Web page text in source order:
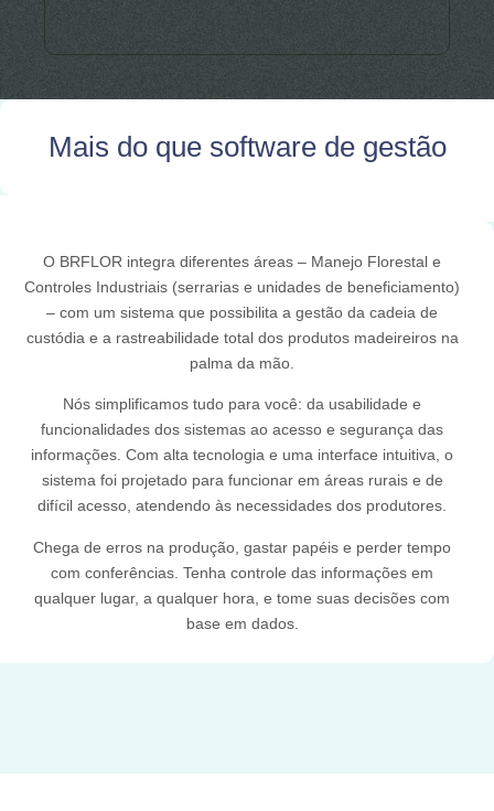
Mais do que software de gestão
O BRFLOR integra diferentes áreas – Manejo Florestal e
Controles Industriais (serrarias e unidades de beneficiamento)
– com um sistema que possibilita a gestão da cadeia de
custódia e a rastreabilidade total dos produtos madeireiros na
palma da mão.
Nós simplificamos tudo para você: da usabilidade e
funcionalidades dos sistemas ao acesso e segurança das
informações. Com alta tecnologia e uma interface intuitiva, o
sistema foi projetado para funcionar em áreas rurais e de
difícil acesso, atendendo às necessidades dos produtores.
Chega de erros na produção, gastar papéis e perder tempo
com conferências. Tenha controle das informações em
qualquer lugar, a qualquer hora, e tome suas decisões com
base em dados.